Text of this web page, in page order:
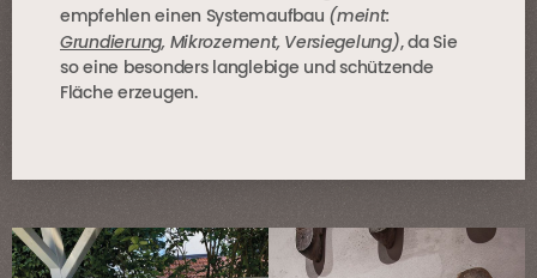
empfehlen einen Systemaufbau (meint:
Grundierung, Mikrozement, Versiegelung), da Sie
so eine besonders langlebige und schützende
Fläche erzeugen.